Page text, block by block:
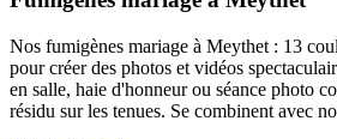
Nos fumigènes mariage à Meythet : 13
pour créer des photos et vidéos
en salle, haie d'honneur ou séance photo
résidu sur les tenues. Se combinent avec